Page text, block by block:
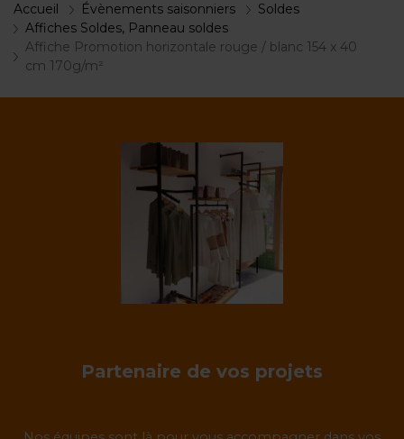
Accueil Évènements saisonniers
Soldes
Affiches Soldes, Panneau soldes
Affiche Promotion horizontale rouge / blanc 154 x 40
cm 170g/m²
Partenaire de vos projets